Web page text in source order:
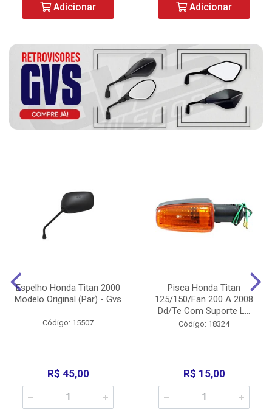
Adicionar Adicionar
Espelho Honda Titan 2000
Modelo Original (Par) - Gvs
Código: 15507
R$ 45,00
Pisca Honda Titan
125/150/Fan 200 A 2008
Dd/Te Com Suporte L...
Código: 18324
R$ 15,00